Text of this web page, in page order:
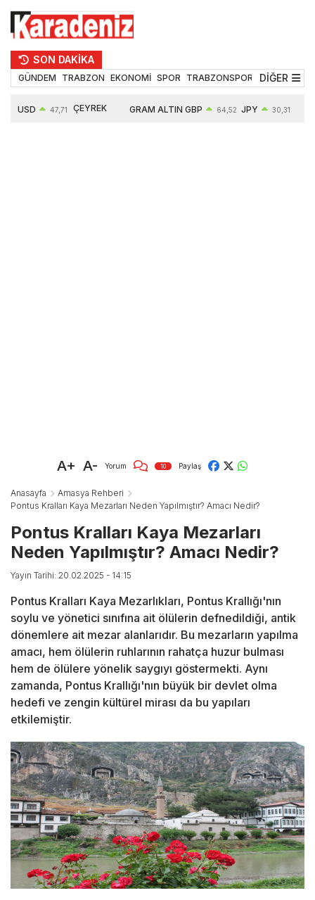
SON DAKİKA
GÜNDEM TRABZON EKONOMİ SPOR TRABZONSPOR TEKNOLOJİ
DİĞER
USD 47,71 ÇEYREK GRAM ALTIN GBP 64,52 JPY 30,31 EUR
A+ A- Yorum 10 Paylaş
Anasayfa
Amasya Rehberi
Pontus Kralları Kaya Mezarları Neden Yapılmıştır? Amacı Nedir?
Pontus Kralları Kaya Mezarları
Neden Yapılmıştır? Amacı Nedir?
Yayın Tarihi: 20.02.2025 - 14:15
Pontus Kralları Kaya Mezarlıkları, Pontus Krallığı'nın
soylu ve yönetici sınıfına ait ölülerin defnedildiği, antik
dönemlere ait mezar alanlarıdır. Bu mezarların yapılma
amacı, hem ölülerin ruhlarının rahatça huzur bulması
hem de ölülere yönelik saygıyı göstermekti. Aynı
zamanda, Pontus Krallığı'nın büyük bir devlet olma
hedefi ve zengin kültürel mirası da bu yapıları
etkilemiştir.